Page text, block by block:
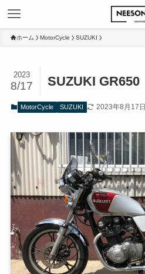
ホーム MotorCycle SUZUKI
SUZUKI GR650
2023
8/17
MotorCycle SUZUKI 2023年8月17日